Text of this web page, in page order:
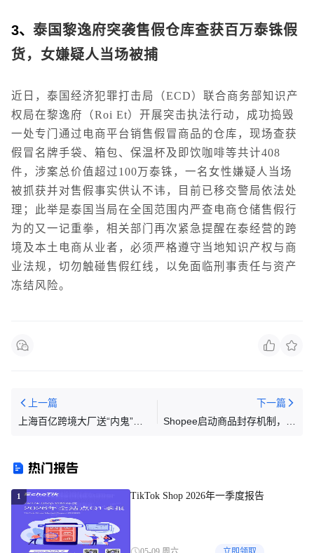
3、 泰国黎逸府突袭售假仓库查获百万泰铢假
货，女嫌疑人当场被捕
近日，泰国经济犯罪打击局（ECD）联合商务部知识产
权局在黎逸府（Roi Et）开展突击执法行动，成功捣毁
一处专门通过电商平台销售假冒商品的仓库，现场查获
假冒名牌手袋、箱包、保温杯及即饮咖啡等共计408
件，涉案总价值超过100万泰铢，一名女性嫌疑人当场
被抓获并对售假事实供认不讳，目前已移交警局依法处
理；此举是泰国当局在全国范围内严查电商仓储售假行
为的又一记重拳，相关部门再次紧急提醒在泰经营的跨
境及本土电商从业者，必须严格遵守当地知识产权与商
业法规，切勿触碰售假红线，以免面临刑事责任与资产
冻结风险。
上一篇
上海百亿跨境大厂送“内鬼”坐
下一篇
Shopee启动商品封存机制，未
热门报告
1 TikTok Shop 2026年一季度报告